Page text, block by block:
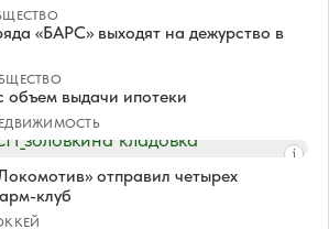
«БАРС» выходят на дежурство в
объем выдачи ипотеки
отправил четырех
клуб